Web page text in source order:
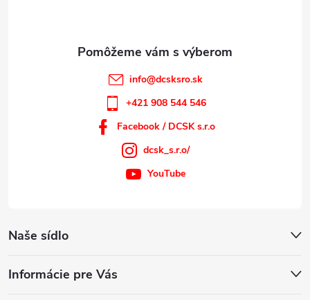
Naše sídlo
Informácie pre Vás
info@dcsksro.sk
+421 908 544 546
Facebook / DCSK s.r.o
dcsk_s.r.o/
YouTube